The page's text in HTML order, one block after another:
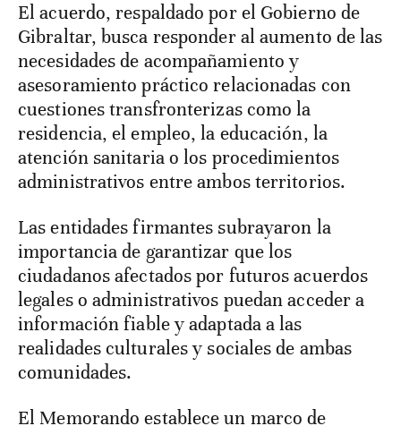
El acuerdo, respaldado por el Gobierno de
Gibraltar, busca responder al aumento de las
necesidades de acompañamiento y
asesoramiento práctico relacionadas con
cuestiones transfronterizas como la
residencia, el empleo, la educación, la
atención sanitaria o los procedimientos
administrativos entre ambos territorios.
Las entidades firmantes subrayaron la
importancia de garantizar que los
ciudadanos afectados por futuros acuerdos
legales o administrativos puedan acceder a
información fiable y adaptada a las
realidades culturales y sociales de ambas
comunidades.
El Memorando establece un marco de